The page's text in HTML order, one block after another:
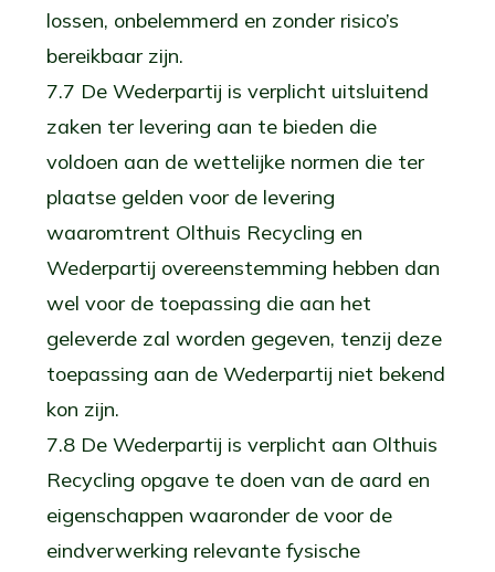
lossen, onbelemmerd en zonder risico’s
bereikbaar zijn.
7.7 De Wederpartij is verplicht uitsluitend
zaken ter levering aan te bieden die
voldoen aan de wettelijke normen die ter
plaatse gelden voor de levering
waaromtrent Olthuis Recycling en
Wederpartij overeenstemming hebben dan
wel voor de toepassing die aan het
geleverde zal worden gegeven, tenzij deze
toepassing aan de Wederpartij niet bekend
kon zijn.
7.8 De Wederpartij is verplicht aan Olthuis
Recycling opgave te doen van de aard en
eigenschappen waaronder de voor de
eindverwerking relevante fysische